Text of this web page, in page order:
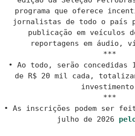
programa que oferece
jornalistas de todo o país
publicação em veículos
reportagens em áudio,
***
• Ao todo, serão concedidas
de R$ 20 mil cada,
***
• As inscrições podem ser
julho de 2026